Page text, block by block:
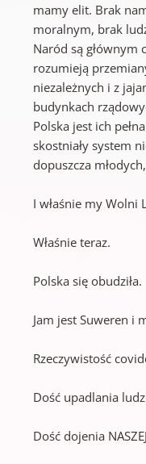
mamy elit. Brak
moralnym, brak
Naród są głównym
rozumieją
niezależnych i z
budynkach
Polska jest ich
skostniały system
dopuszcza
I właśnie my Wolni
Właśnie teraz.
Polska się obudziła.
Jam jest Suweren i
Rzeczywistość
Dość upadlania
Dość dojenia